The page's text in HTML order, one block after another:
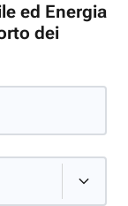
ed Energia
dei